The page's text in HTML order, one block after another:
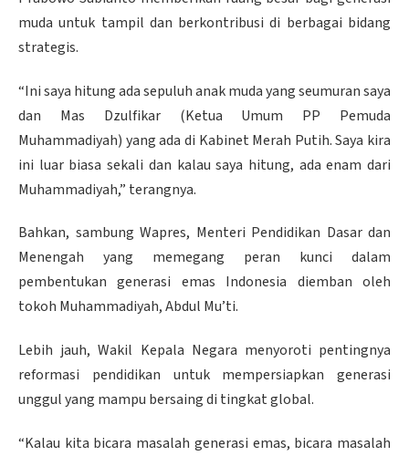
muda untuk tampil dan berkontribusi di berbagai bidang
strategis.
“Ini saya hitung ada sepuluh anak muda yang seumuran saya
dan Mas Dzulfikar (Ketua Umum PP Pemuda
Muhammadiyah) yang ada di Kabinet Merah Putih. Saya kira
ini luar biasa sekali dan kalau saya hitung, ada enam dari
Muhammadiyah,” terangnya.
Bahkan, sambung Wapres, Menteri Pendidikan Dasar dan
Menengah yang memegang peran kunci dalam
pembentukan generasi emas Indonesia diemban oleh
tokoh Muhammadiyah, Abdul Mu’ti.
Lebih jauh, Wakil Kepala Negara menyoroti pentingnya
reformasi pendidikan untuk mempersiapkan generasi
unggul yang mampu bersaing di tingkat global.
“Kalau kita bicara masalah generasi emas, bicara masalah